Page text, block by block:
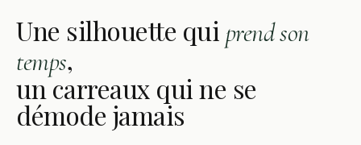
Une silhouette qui prend son
temps,
un carreaux qui ne se
démode jamais